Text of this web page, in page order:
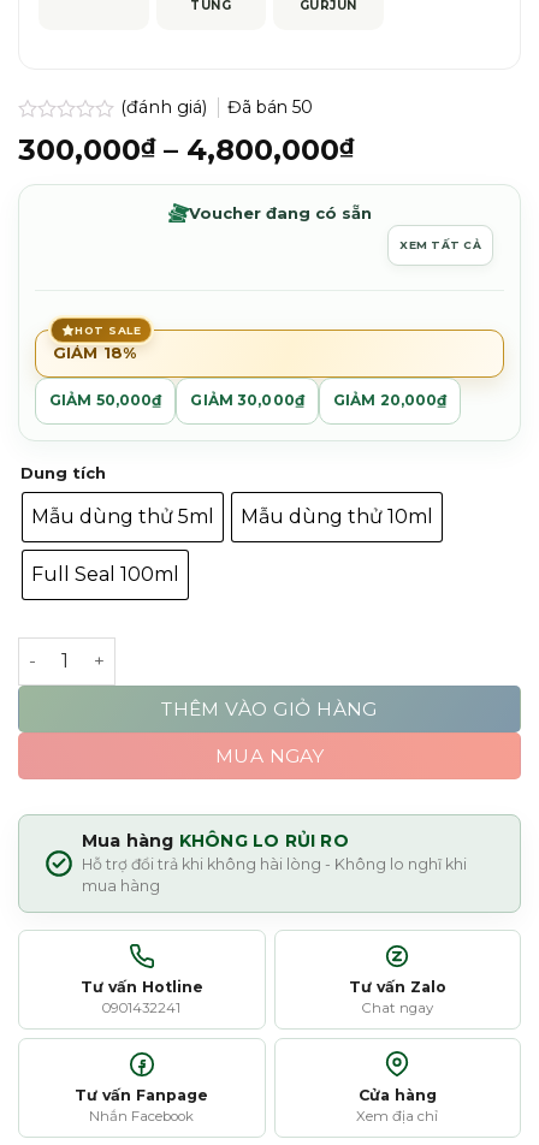
TÙNG
GURJUN
Được
xếp
0.0
(đánh giá) Đã bán 50
300,000₫ – 4,800,000₫Khoảng
giá:
từ
300,000₫
đến
Voucher đang có sẵn
XEM TẤT CẢ
HOT SALE
GIẢM 18%
GIẢM 50,000₫ GIẢM 30,000₫ GIẢM 20,000₫
Dung tích
Mẫu dùng thử 5ml Mẫu dùng thử 10ml
Full Seal 100ml
Penhaligon's Sartorial Eau de Toilette số lượng
THÊM VÀO GIỎ HÀNG
MUA NGAY
Mua hàng KHÔNG LO RỦI RO
Hỗ trợ đổi trả khi không hài lòng - Không lo nghĩ khi
mua hàng
Tư vấn Hotline
0901432241
Tư vấn Zalo
Chat ngay
Tư vấn Fanpage
Nhắn Facebook
Cửa hàng
Xem địa chỉ